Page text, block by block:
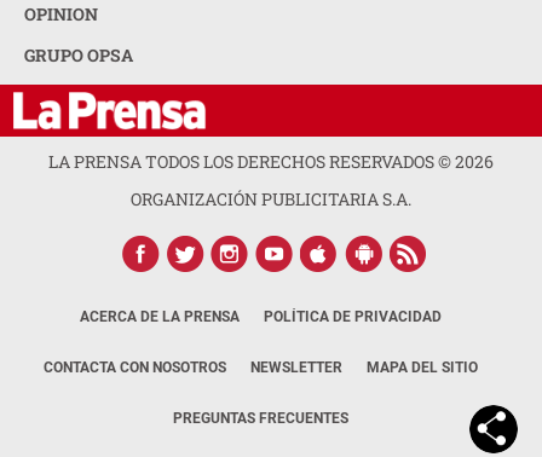
OPINION
GRUPO OPSA
LA PRENSA TODOS LOS DERECHOS RESERVADOS ©2026
ORGANIZACIÓN PUBLICITARIA S.A.
ACERCA DE LA PRENSA POLÍTICA DE PRIVACIDAD
CONTACTA CON NOSOTROS NEWSLETTER MAPA DEL SITIO
PREGUNTAS FRECUENTES